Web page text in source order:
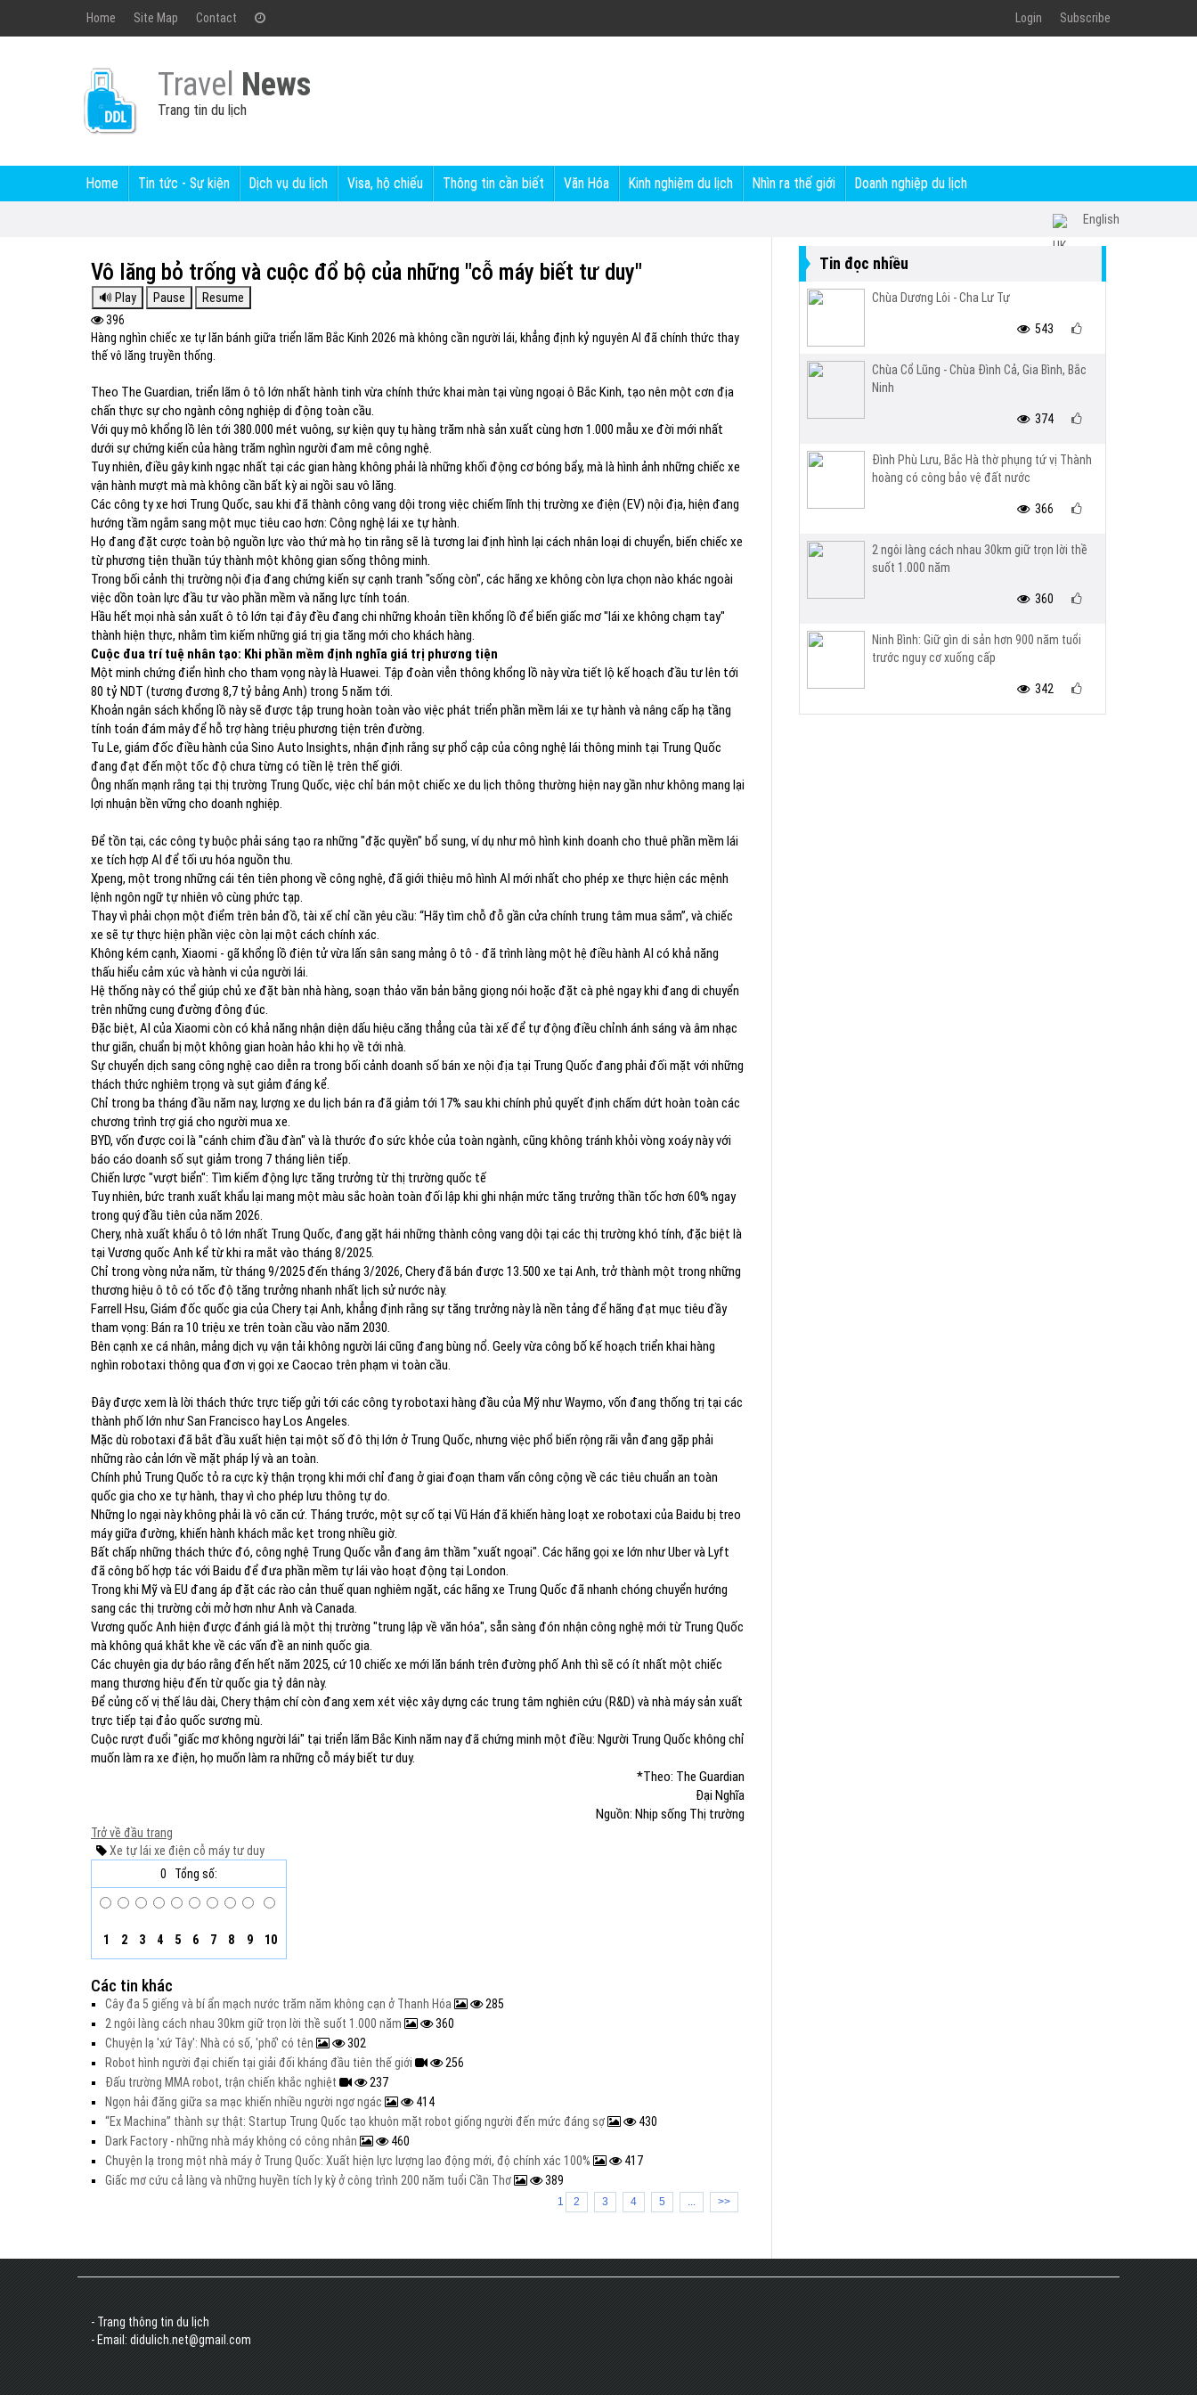
Home Site Map Contact Login Subscribe
Travel News
Trang tin du lịch
Home Tin tức - Sự kiện Dịch vụ du lịch Visa, hộ chiếu Thông tin cần biết Văn Hóa Kinh nghiệm du lịch Nhìn ra thế giới Doanh nghiệp du lịch
English
Vô lăng bỏ trống và cuộc đổ bộ của những "cỗ máy biết tư duy"
396
Hàng nghìn chiếc xe tự lăn bánh giữa triển lãm Bắc Kinh 2026 mà không cần người lái, khẳng định kỷ nguyên AI đã chính thức thay
thế vô lăng truyền thống.
Theo The Guardian, triển lãm ô tô lớn nhất hành tinh vừa chính thức khai màn tại vùng ngoại ô Bắc Kinh, tạo nên một cơn địa
chấn thực sự cho ngành công nghiệp di động toàn cầu.
Với quy mô khổng lồ lên tới 380.000 mét vuông, sự kiện quy tụ hàng trăm nhà sản xuất cùng hơn 1.000 mẫu xe đời mới nhất
dưới sự chứng kiến của hàng trăm nghìn người đam mê công nghệ.
Tuy nhiên, điều gây kinh ngạc nhất tại các gian hàng không phải là những khối động cơ bóng bẩy, mà là hình ảnh những chiếc xe
vận hành mượt mà mà không cần bất kỳ ai ngồi sau vô lăng.
Các công ty xe hơi Trung Quốc, sau khi đã thành công vang dội trong việc chiếm lĩnh thị trường xe điện (EV) nội địa, hiện đang
hướng tầm ngắm sang một mục tiêu cao hơn: Công nghệ lái xe tự hành.
Họ đang đặt cược toàn bộ nguồn lực vào thứ mà họ tin rằng sẽ là tương lai định hình lại cách nhân loại di chuyển, biến chiếc xe
từ phương tiện thuần túy thành một không gian sống thông minh.
Trong bối cảnh thị trường nội địa đang chứng kiến sự cạnh tranh "sống còn", các hãng xe không còn lựa chọn nào khác ngoài
việc dồn toàn lực đầu tư vào phần mềm và năng lực tính toán.
Hầu hết mọi nhà sản xuất ô tô lớn tại đây đều đang chi những khoản tiền khổng lồ để biến giấc mơ "lái xe không chạm tay"
thành hiện thực, nhằm tìm kiếm những giá trị gia tăng mới cho khách hàng.
Cuộc đua trí tuệ nhân tạo: Khi phần mềm định nghĩa giá trị phương tiện
Một minh chứng điển hình cho tham vọng này là Huawei. Tập đoàn viễn thông khổng lồ này vừa tiết lộ kế hoạch đầu tư lên tới
80 tỷ NDT (tương đương 8,7 tỷ bảng Anh) trong 5 năm tới.
Khoản ngân sách khổng lồ này sẽ được tập trung hoàn toàn vào việc phát triển phần mềm lái xe tự hành và nâng cấp hạ tầng
tính toán đám mây để hỗ trợ hàng triệu phương tiện trên đường.
Tu Le, giám đốc điều hành của Sino Auto Insights, nhận định rằng sự phổ cập của công nghệ lái thông minh tại Trung Quốc
đang đạt đến một tốc độ chưa từng có tiền lệ trên thế giới.
Ông nhấn mạnh rằng tại thị trường Trung Quốc, việc chỉ bán một chiếc xe du lịch thông thường hiện nay gần như không mang lại
lợi nhuận bền vững cho doanh nghiệp.
Để tồn tại, các công ty buộc phải sáng tạo ra những "đặc quyền" bổ sung, ví dụ như mô hình kinh doanh cho thuê phần mềm lái
xe tích hợp AI để tối ưu hóa nguồn thu.
Xpeng, một trong những cái tên tiên phong về công nghệ, đã giới thiệu mô hình AI mới nhất cho phép xe thực hiện các mệnh
lệnh ngôn ngữ tự nhiên vô cùng phức tạp.
Thay vì phải chọn một điểm trên bản đồ, tài xế chỉ cần yêu cầu: “Hãy tìm chỗ đỗ gần cửa chính trung tâm mua sắm”, và chiếc
xe sẽ tự thực hiện phần việc còn lại một cách chính xác.
Không kém cạnh, Xiaomi - gã khổng lồ điện tử vừa lấn sân sang mảng ô tô - đã trình làng một hệ điều hành AI có khả năng
thấu hiểu cảm xúc và hành vi của người lái.
Hệ thống này có thể giúp chủ xe đặt bàn nhà hàng, soạn thảo văn bản bằng giọng nói hoặc đặt cà phê ngay khi đang di chuyển
trên những cung đường đông đúc.
Đặc biệt, AI của Xiaomi còn có khả năng nhận diện dấu hiệu căng thẳng của tài xế để tự động điều chỉnh ánh sáng và âm nhạc
thư giãn, chuẩn bị một không gian hoàn hảo khi họ về tới nhà.
Sự chuyển dịch sang công nghệ cao diễn ra trong bối cảnh doanh số bán xe nội địa tại Trung Quốc đang phải đối mặt với những
thách thức nghiêm trọng và sụt giảm đáng kể.
Chỉ trong ba tháng đầu năm nay, lượng xe du lịch bán ra đã giảm tới 17% sau khi chính phủ quyết định chấm dứt hoàn toàn các
chương trình trợ giá cho người mua xe.
BYD, vốn được coi là "cánh chim đầu đàn" và là thước đo sức khỏe của toàn ngành, cũng không tránh khỏi vòng xoáy này với
báo cáo doanh số sụt giảm trong 7 tháng liên tiếp.
Chiến lược "vượt biển": Tìm kiếm động lực tăng trưởng từ thị trường quốc tế
Tuy nhiên, bức tranh xuất khẩu lại mang một màu sắc hoàn toàn đối lập khi ghi nhận mức tăng trưởng thần tốc hơn 60% ngay
trong quý đầu tiên của năm 2026.
Chery, nhà xuất khẩu ô tô lớn nhất Trung Quốc, đang gặt hái những thành công vang dội tại các thị trường khó tính, đặc biệt là
tại Vương quốc Anh kể từ khi ra mắt vào tháng 8/2025.
Chỉ trong vòng nửa năm, từ tháng 9/2025 đến tháng 3/2026, Chery đã bán được 13.500 xe tại Anh, trở thành một trong những
thương hiệu ô tô có tốc độ tăng trưởng nhanh nhất lịch sử nước này.
Farrell Hsu, Giám đốc quốc gia của Chery tại Anh, khẳng định rằng sự tăng trưởng này là nền tảng để hãng đạt mục tiêu đầy
tham vọng: Bán ra 10 triệu xe trên toàn cầu vào năm 2030.
Bên cạnh xe cá nhân, mảng dịch vụ vận tải không người lái cũng đang bùng nổ. Geely vừa công bố kế hoạch triển khai hàng
nghìn robotaxi thông qua đơn vị gọi xe Caocao trên phạm vi toàn cầu.
Đây được xem là lời thách thức trực tiếp gửi tới các công ty robotaxi hàng đầu của Mỹ như Waymo, vốn đang thống trị tại các
thành phố lớn như San Francisco hay Los Angeles.
Mặc dù robotaxi đã bắt đầu xuất hiện tại một số đô thị lớn ở Trung Quốc, nhưng việc phổ biến rộng rãi vẫn đang gặp phải
những rào cản lớn về mặt pháp lý và an toàn.
Chính phủ Trung Quốc tỏ ra cực kỳ thận trọng khi mới chỉ đang ở giai đoạn tham vấn công cộng về các tiêu chuẩn an toàn
quốc gia cho xe tự hành, thay vì cho phép lưu thông tự do.
Những lo ngại này không phải là vô căn cứ. Tháng trước, một sự cố tại Vũ Hán đã khiến hàng loạt xe robotaxi của Baidu bị treo
máy giữa đường, khiến hành khách mắc kẹt trong nhiều giờ.
Bất chấp những thách thức đó, công nghệ Trung Quốc vẫn đang âm thầm "xuất ngoại". Các hãng gọi xe lớn như Uber và Lyft
đã công bố hợp tác với Baidu để đưa phần mềm tự lái vào hoạt động tại London.
Trong khi Mỹ và EU đang áp đặt các rào cản thuế quan nghiêm ngặt, các hãng xe Trung Quốc đã nhanh chóng chuyển hướng
sang các thị trường cởi mở hơn như Anh và Canada.
Vương quốc Anh hiện được đánh giá là một thị trường "trung lập về văn hóa", sẵn sàng đón nhận công nghệ mới từ Trung Quốc
mà không quá khắt khe về các vấn đề an ninh quốc gia.
Các chuyên gia dự báo rằng đến hết năm 2025, cứ 10 chiếc xe mới lăn bánh trên đường phố Anh thì sẽ có ít nhất một chiếc
mang thương hiệu đến từ quốc gia tỷ dân này.
Để củng cố vị thế lâu dài, Chery thậm chí còn đang xem xét việc xây dựng các trung tâm nghiên cứu (R&D) và nhà máy sản xuất
trực tiếp tại đảo quốc sương mù.
Cuộc rượt đuổi "giấc mơ không người lái" tại triển lãm Bắc Kinh năm nay đã chứng minh một điều: Người Trung Quốc không chỉ
muốn làm ra xe điện, họ muốn làm ra những cỗ máy biết tư duy.
*Theo: The Guardian
Đại Nghĩa
Nguồn: Nhịp sống Thị trường
Trở về đầu trang
Xe tự lái xe điện cỗ máy tư duy
0
Tổng số:
1 2 3 4 5 6 7 8 9 10
Các tin khác
Cây đa 5 giếng và bí ẩn mạch nước trăm năm không cạn ở Thanh Hóa
285
2 ngôi làng cách nhau 30km giữ trọn lời thề suốt 1.000 năm
360
Chuyện lạ 'xứ Tây': Nhà có số, 'phố' có tên
302
Robot hình người đại chiến tại giải đối kháng đầu tiên thế giới
256
Đấu trường MMA robot, trận chiến khắc nghiệt
237
Ngọn hải đăng giữa sa mạc khiến nhiều người ngơ ngác
414
“Ex Machina” thành sự thật: Startup Trung Quốc tạo khuôn mặt robot giống người đến mức đáng sợ
430
Dark Factory - những nhà máy không có công nhân
460
Chuyện lạ trong một nhà máy ở Trung Quốc: Xuất hiện lực lượng lao động mới, độ chính xác 100%
417
Giấc mơ cứu cả làng và những huyền tích ly kỳ ở công trình 200 năm tuổi Cần Thơ
389
1 2 3 4 5 ... >>
Tin đọc nhiều
Chùa Dương Lôi - Cha Lư Tự
543
Chùa Cổ Lũng - Chùa Đình Cả, Gia Bình, Bắc
Ninh
374
Đình Phù Lưu, Bắc Hà thờ phụng tứ vị Thành
hoàng có công bảo vệ đất nước
366
2 ngôi làng cách nhau 30km giữ trọn lời thề
suốt 1.000 năm
360
Ninh Bình: Giữ gìn di sản hơn 900 năm tuổi
trước nguy cơ xuống cấp
342
- Trang thông tin du lịch
- Email: didulich.net@gmail.com